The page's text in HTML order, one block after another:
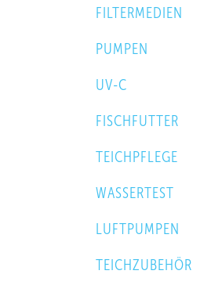
FILTERMEDIEN
PUMPEN
UV-C
FISCHFUTTER
TEICHPFLEGE
WASSERTEST
LUFTPUMPEN
TEICHZUBEHÖR